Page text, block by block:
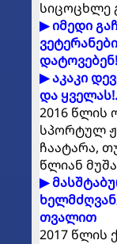
სიცოცხლე
▶ იმედი
დატოვებენ!
▶ აკაკი
და
2016 წლის
სპორტულ
ჩაატარა,
წლიან
▶
თვალით
2017 წლის